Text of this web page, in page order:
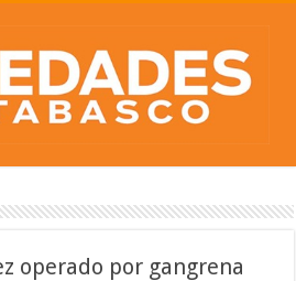
operado por gangrena